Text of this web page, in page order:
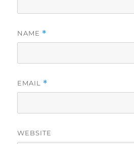
NAME *
EMAIL *
WEBSITE